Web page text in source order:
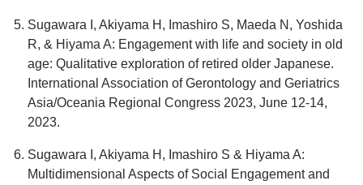
Sugawara I, Akiyama H, Imashiro S, Maeda N, Yoshida
R, & Hiyama A: Engagement with life and society in old
age: Qualitative exploration of retired older Japanese.
International Association of Gerontology and Geriatrics
Asia/Oceania Regional Congress 2023, June 12-14,
2023.
Sugawara I, Akiyama H, Imashiro S & Hiyama A:
Multidimensional Aspects of Social Engagement and